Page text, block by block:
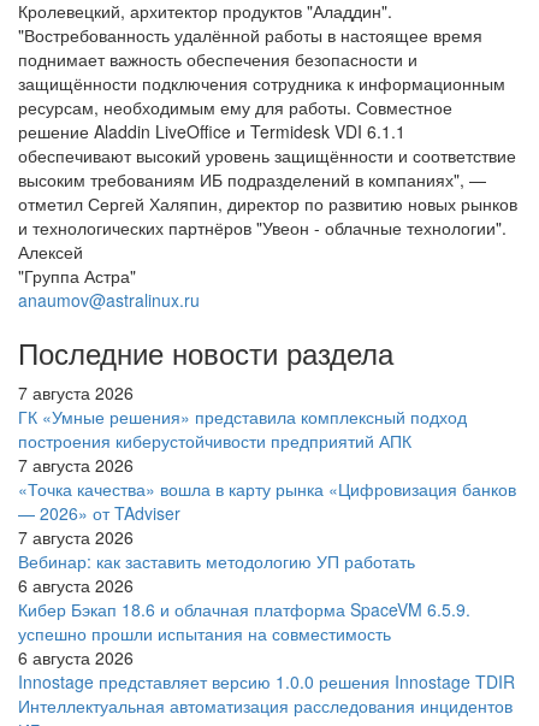
Кролевецкий, архитектор продуктов "Аладдин".
"Востребованность удалённой работы в настоящее время
поднимает важность обеспечения безопасности и
защищённости подключения сотрудника к информационным
ресурсам, необходимым ему для работы. Совместное
решение Aladdin LiveOffice и Termidesk VDI 6.1.1
обеспечивают высокий уровень защищённости и соответствие
высоким требованиям ИБ подразделений в компаниях", —
отметил Сергей Халяпин, директор по развитию новых рынков
и технологических партнёров "Увеон - облачные технологии".
Алексей
"Группа Астра"
anaumov@astralinux.ru
Последние новости раздела
7 августа 2026
ГК «Умные решения» представила комплексный подход
построения киберустойчивости предприятий АПК
7 августа 2026
«Точка качества» вошла в карту рынка «Цифровизация банков
— 2026» от TAdviser
7 августа 2026
Вебинар: как заставить методологию УП работать
6 августа 2026
Кибер Бэкап 18.6 и облачная платформа SpaceVM 6.5.9.
успешно прошли испытания на совместимость
6 августа 2026
Innostage представляет версию 1.0.0 решения Innostage TDIR
Интеллектуальная автоматизация расследования инцидентов